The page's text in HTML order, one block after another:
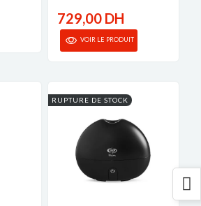
729,00 DH
VOIR LE PRODUIT
RUPTURE DE STOCK